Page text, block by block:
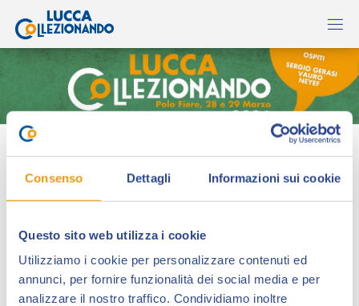
Consenso Dettagli Informazioni sui cookie
Questo sito web utilizza i cookie
Utilizziamo i cookie per personalizzare contenuti ed
annunci, per fornire funzionalità dei social media e per
analizzare il nostro traffico. Condividiamo inoltre
Tavoleoriginali.net